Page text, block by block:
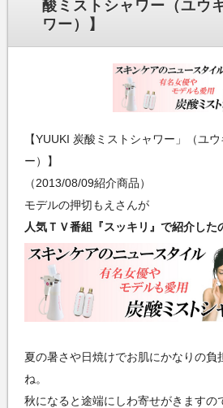
酸ミストシャワー（ユウ
ワー）】
【YUUKI 炭酸ミストシャワー」（ユ
ー）】
（2013/08/09紹介商品）
モデルの押切もえさんが
人気ＴＶ番組『スッキリ』で紹介した
夏の暑さや日焼けでお肌にかなりの負
ね。
秋になると途端にしわ寄せがきますの